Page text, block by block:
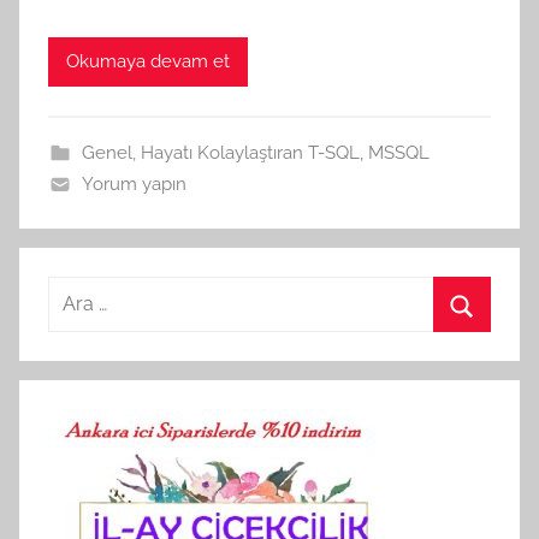
Okumaya devam et
Genel, Hayatı Kolaylaştıran T-SQL, MSSQL
Yorum yapın
Arama: